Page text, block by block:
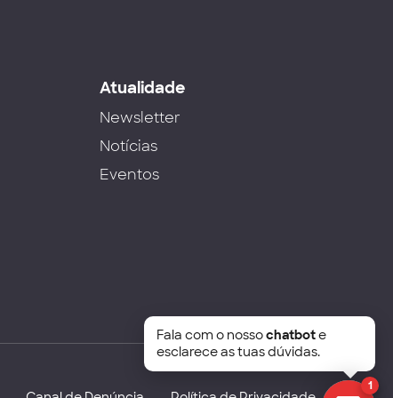
Atualidade
Newsletter
Notícias
Eventos
1
Fala com o nossochatbote
esclarece as tuas dúvidas.